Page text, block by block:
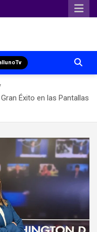
Éxito en las Pantallas